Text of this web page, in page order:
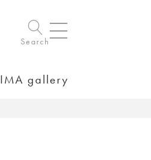
Search
IMA gallery